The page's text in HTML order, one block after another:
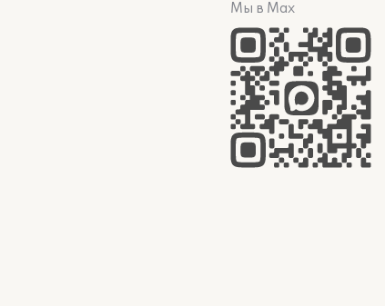
Мы в Max